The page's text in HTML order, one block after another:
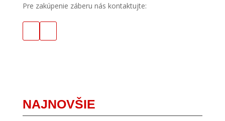
Pre zakúpenie záberu nás kontaktujte:
NAJNOVŠIE